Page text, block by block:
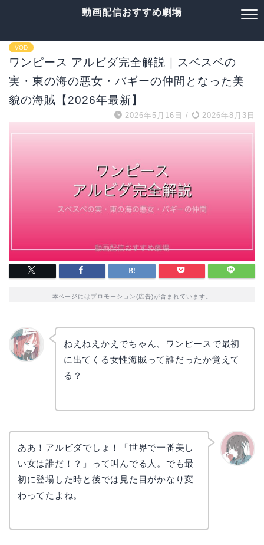
動画配信おすすめ劇場
VOD
ワンピース アルビダ完全解説｜スベスベの
実・東の海の悪女・バギーの仲間となった美
貌の海賊【2026年最新】
2026年5月16日 / 2026年8月3日
本ページにはプロモーション(広告)が含まれています。
ねえねえかえでちゃん、ワンピースで最初
に出てくる女性海賊って誰だったか覚えて
る？
ああ！アルビダでしょ！「世界で一番美し
い女は誰だ！？」って叫んでる人。でも最
初に登場した時と後では見た目がかなり変
わってたよね。